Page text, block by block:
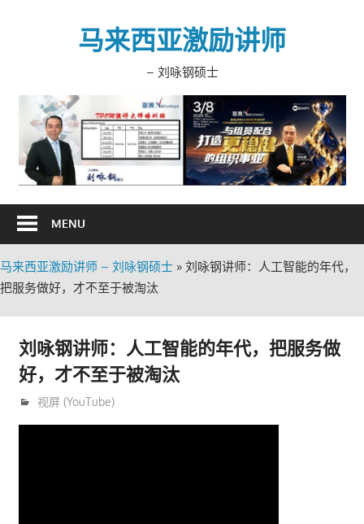
马来西亚激励讲师
– 刘咏钢硕士
MENU
马来西亚激励讲师 – 刘咏钢硕士 » 刘咏钢讲师：人工智能的年代，
把服务做好，才不至于被淘汰
刘咏钢讲师：人工智能的年代，把服务做
好，才不至于被淘汰
6月 27, 2023
trainer
视屏 (YouTube)